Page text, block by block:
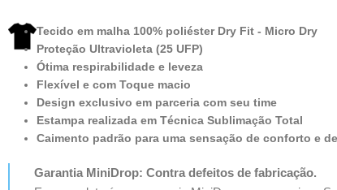
Tecido em malha 100% poliéster Dry Fit - Micro Dry
Proteção Ultravioleta (25 UFP)
Ótima respirabilidade e leveza
Flexível e com Toque macio
Design exclusivo em parceria com seu time
Estampa realizada em Técnica Sublimação Total
Caimento padrão para uma sensação de conforto e
Garantia MiniDrop: Contra defeitos de fabricação.